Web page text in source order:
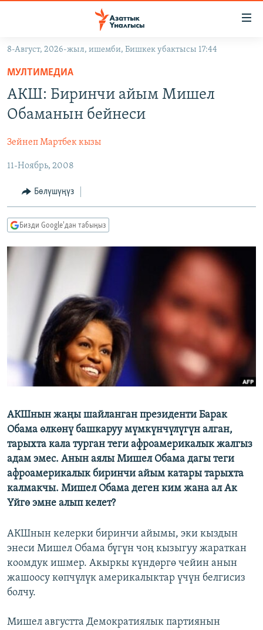
Навигацияга
өтүңүз
Издөөгө
салыңызКЫРГЫЗСТАН
ЭКОНОМИКА
МАДАНИЯТ
ДҮЙНӨ
БОРБОР АЗИЯ
АТАЙЫН ИЛИКТӨӨ
ТВ ПРОГРАММАЛАР
БҮГҮН АЗАТТЫКТА
БИЗ ЖАНА ДҮЙНӨ
ЭЖЕ-СИҢДИЛЕР
АЗАТТЫК+
ЫҢГАЙСЫЗ СУРООЛОР
ПОДКАСТ
ӨЗГӨЧӨ ПИКИР
ОНЛАЙН ШЕРИНЕ
ЭЕ/АРнун бардык сайттары
8-Август, 2026-жыл, ишемби, Бишкек убактысы 17:44
МУЛТИМЕДИА
АКШ: Биринчи айым Мишел
Обаманын бейнеси
Зейнеп Мартбек кызы
11-Ноябрь, 2008
Бөлүшүңүз
Бизди Google'дан табыңыз
АКШнын жаңы шайланган президенти Барак
Обама өлкөнү башкаруу мүмкүнчүлүгүн алган,
тарыхта кала турган теги афроамерикалык жалгыз
адам эмес. Анын аялы Мишел Обама дагы теги
афроамерикалык биринчи айым катары тарыхта
калмакчы. Мишел Обама деген ким жана ал Ак
Үйгө эмне алып келет?
АКШнын келерки биринчи айымы, эки кыздын
энеси Мишел Обама бүгүн чоң кызыгуу жараткан
коомдук ишмер. Акыркы күндөргө чейин анын
жашоосу көпчүлүк америкалыктар үчүн белгисиз
болчу.
Мишел августта Демократиялык партиянын